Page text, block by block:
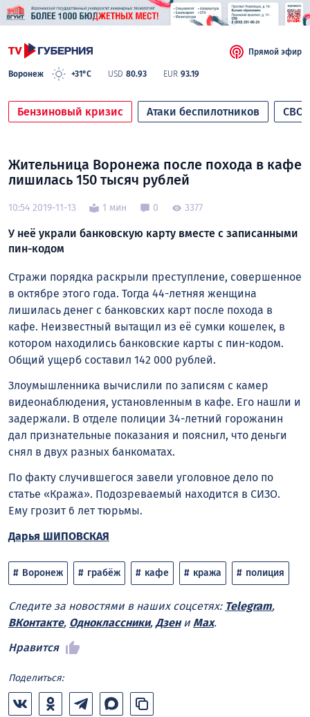
Воронеж +31°C USD 80.93 EUR 93.19
Прямой эфир
Бензиновый кризис Атаки беспилотников СВО
Жительница Воронежа после похода в кафе
лишилась 150 тысяч рублей
10:54 2019-11-13 1 мин 0 3377
У неё украли банковскую карту вместе с записанными
пин-кодом
Стражи порядка раскрыли преступление, совершенное
в октябре этого года. Тогда 44-летняя женщина
лишилась денег с банковских карт после похода в
кафе. Неизвестный вытащил из её сумки кошелек, в
котором находились банковские карты с пин-кодом.
Общий ущерб составил 142 000 рублей.
Злоумышленника вычислили по записям с камер
видеонаблюдения, установленным в кафе. Его нашли и
задержали. В отделе полиции 34-летний горожанин
дал признательные показания и пояснил, что деньги
снял в двух разных банкоматах.
По факту случившегося завели уголовное дело по
статье «Кража». Подозреваемый находится в СИЗО.
Ему грозит 6 лет тюрьмы.
Дарья ШИПОВСКАЯ
Воронеж грабёж кафе кража полиция
Следите за новостями в наших соцсетях: Telegram,
ВКонтакте, Одноклассники, Дзени Max.
Нравится
Поделиться: